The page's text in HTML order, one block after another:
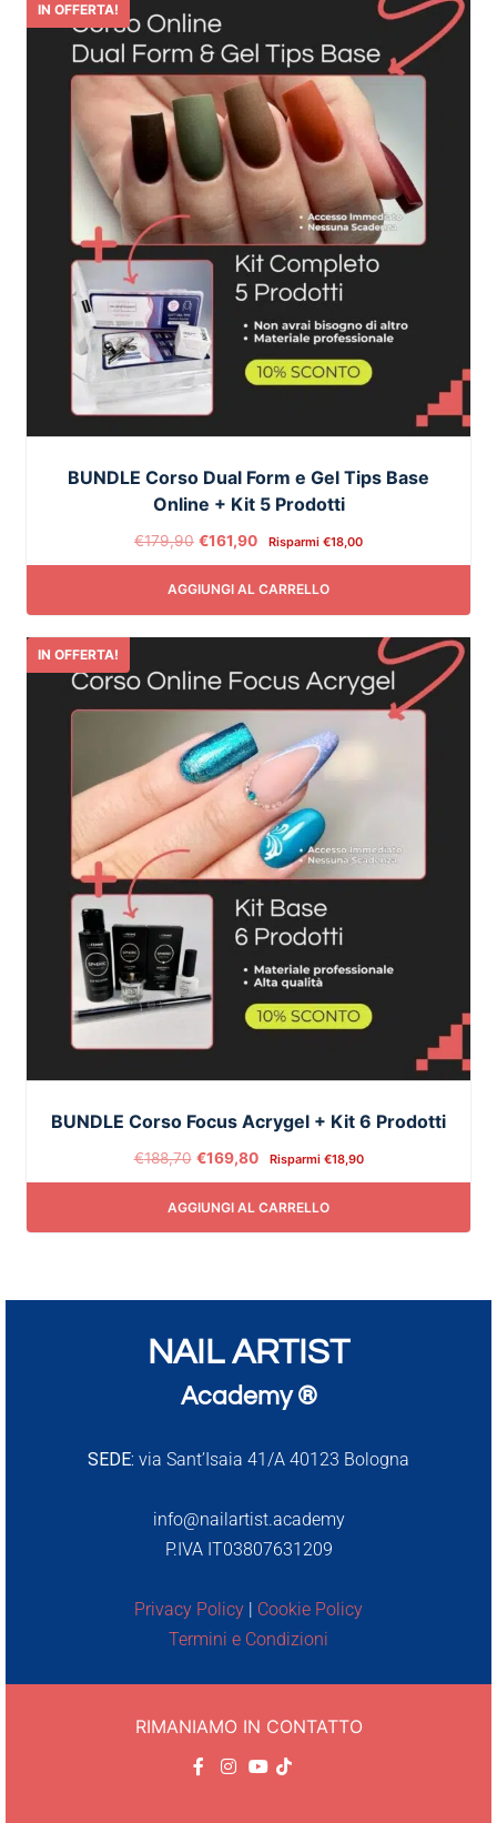
IN OFFERTA!
BUNDLE Corso Dual Form e Gel Tips Base
Online + Kit 5 Prodotti
€179,90 €161,90 Risparmi €18,00
AGGIUNGI AL CARRELLO
IN OFFERTA!
BUNDLE Corso Focus Acrygel + Kit 6 Prodotti
€188,70 €169,80 Risparmi €18,90
AGGIUNGI AL CARRELLO
NAIL ARTIST
Academy ®
SEDE: via Sant’Isaia 41/A 40123 Bologna
info@nailartist.academy
P.IVA IT03807631209
Privacy Policy | Cookie Policy
Termini e Condizioni
RIMANIAMO IN CONTATTO